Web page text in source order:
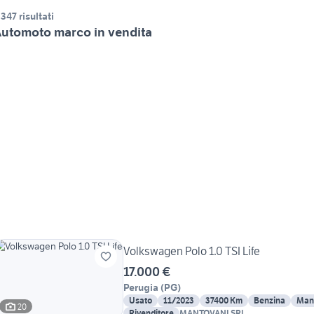
risultati
marco in vendita
20
Volkswagen Polo 1.0 TSI Life
17.000 €
Perugia (PG)
Usato 11/2023 37400 Km Benzina